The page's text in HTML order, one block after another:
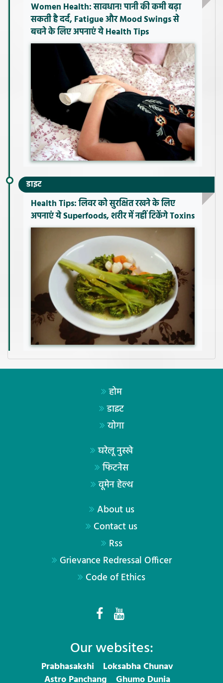
Women Health: सावधान! पानी की कमी बढ़ा
सकती है दर्द, Fatigue और Mood Swings से
बचने के लिए अपनाएं ये Health Tips
डाइट
Health Tips: लिवर को सुरक्षित रखने के लिए
अपनाएं ये Superfoods, शरीर में नहीं टिकेंगे Toxins
होम
डाइट
योगा
घरेलू नुस्खे
फिटनेस
वूमेन हेल्थ
About us
Contact us
Rss
Grievance Redressal Officer
Code of Ethics
Our websites:
Prabhasakshi
Loksabha Chunav
Astro Panchang
Ghumo Dunia